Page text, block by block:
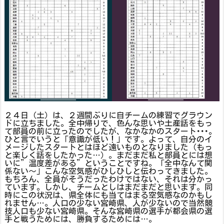
２４日（土）は、２週間ぶりに自チームの練習でグラウン
ドに立ちました。全中帰りで、色んな思いや土産話をもっ
て部員の前に立ったのでしたが、なかなかのスタート･･･。
ひと言でいうと「意識が低い！」です。よって、自分のイ
メージしたスタートとはほど遠いものとなりました（もっ
と楽しく話をしたかった…）。まだまだ私と部員とには想
いに”温度差がある”ということですね。「全中なんて関
係ない～」こんな空気感がひしひしと伝わってきました。
もちろん、全員がそうだったわけではない、それは分かっ
ています。しかし、チームとしはまだまだと思います。同
時にこの状況は、県全体にも当てはまる空気感なのかもし
れません…。人口の少ない宮崎県、人が少ないので当然競
技人口も少ない宮崎県。そんな宮崎県の選手が都会県の選
手と戦うためには、勝負するためには…。